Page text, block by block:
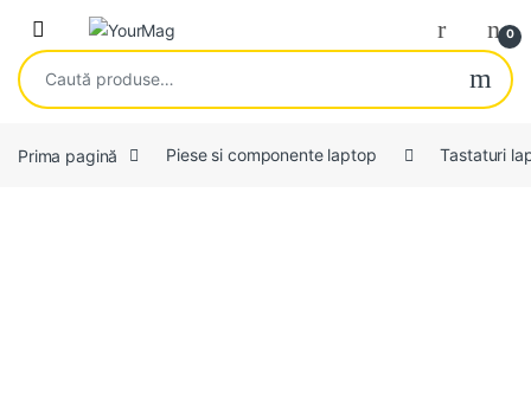
Skip to navigation
Skip to content
Open 0
Caută după:
Prima pagină Piese si componente laptop Tastaturi